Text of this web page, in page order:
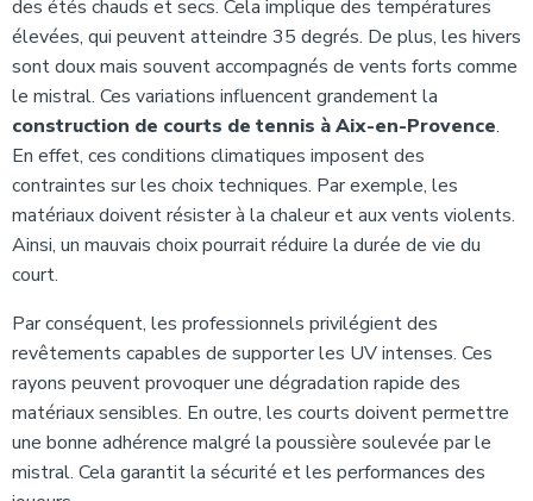
des étés chauds et secs. Cela implique des températures
élevées, qui peuvent atteindre 35 degrés. De plus, les hivers
sont doux mais souvent accompagnés de vents forts comme
le mistral. Ces variations influencent grandement la
construction de courts de tennis à Aix-en-Provence.
En effet, ces conditions climatiques imposent des
contraintes sur les choix techniques. Par exemple, les
matériaux doivent résister à la chaleur et aux vents violents.
Ainsi, un mauvais choix pourrait réduire la durée de vie du
court.
Par conséquent, les professionnels privilégient des
revêtements capables de supporter les UV intenses. Ces
rayons peuvent provoquer une dégradation rapide des
matériaux sensibles. En outre, les courts doivent permettre
une bonne adhérence malgré la poussière soulevée par le
mistral. Cela garantit la sécurité et les performances des